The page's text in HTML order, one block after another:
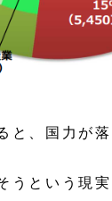
、国力が
という現